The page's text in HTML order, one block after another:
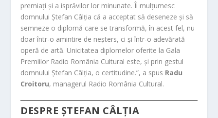
premiați și a isprăvilor lor minunate. Îi mulțumesc
domnului Ștefan Câlția că a acceptat să deseneze și să
semneze o diplomă care se transformă, în acest fel, nu
doar într-o amintire de neșters, ci și într-o adevărată
operă de artă. Unicitatea diplomelor oferite la Gala
Premiilor Radio România Cultural este, și prin gestul
domnului Ștefan Câlția, o certitudine.”, a spus Radu
Croitoru, managerul Radio România Cultural.
DESPRE ȘTEFAN CÂLȚIA